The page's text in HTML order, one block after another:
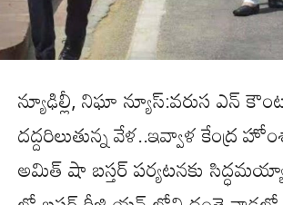
న్యూఢిల్లీ, నిఘా న్యూస్:వరుస ఎన్
దద్దరిలుతున్న వేళ..ఇవ్వాళ కేంద్ర
అమిత్ షా బస్తర్ పర్యటనకు